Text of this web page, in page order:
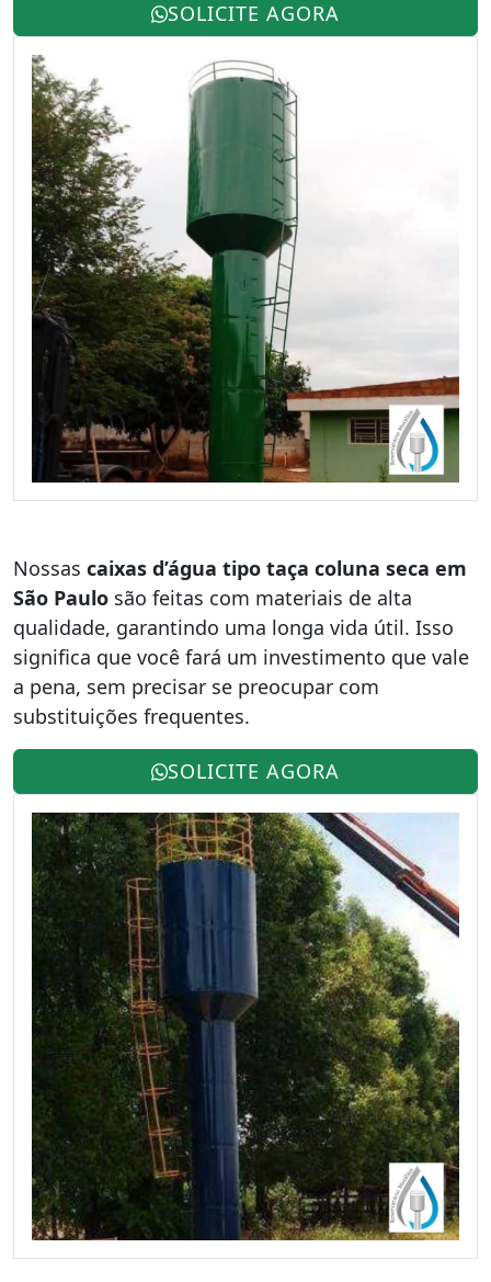
SOLICITE AGORA
Nossas caixas d’água tipo taça coluna seca em
São Paulo são feitas com materiais de alta
qualidade, garantindo uma longa vida útil. Isso
significa que você fará um investimento que vale
a pena, sem precisar se preocupar com
substituições frequentes.
SOLICITE AGORA